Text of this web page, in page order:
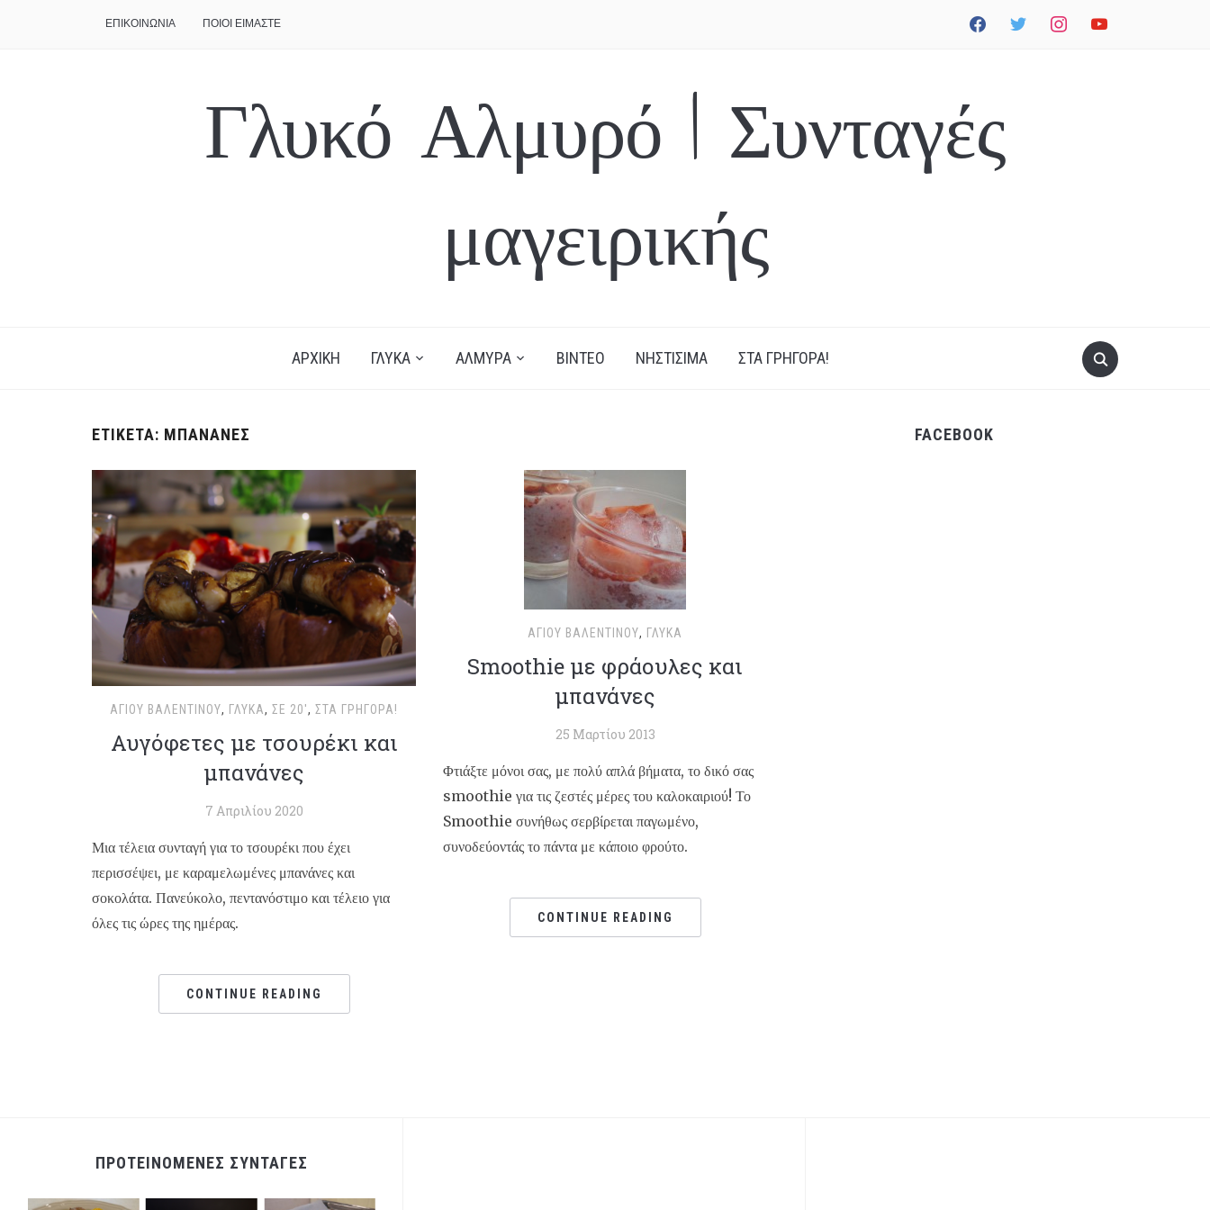
facebook twitter instagramyoutube
ΕΠΙΚΟΙΝΩΝΙΑ ΠΟΙΟΙ ΕΙΜΑΣΤΕ
Γλυκό Αλμυρό | Συνταγές
μαγειρικής
ΑΡΧΙΚΗ ΓΛΥΚΑ ΑΛΜΥΡΑ ΒΙΝΤΕΟ ΝΗΣΤΙΣΙΜΑ ΣΤΑ ΓΡΗΓΟΡΑ!
ΕΤΙΚΈΤΑ: ΜΠΑΝΆΝΕΣ
ΑΓΊΟΥ ΒΑΛΕΝΤΊΝΟΥ, ΓΛΥΚΆ, ΣΕ 20', ΣΤΑ ΓΡΉΓΟΡΑ!
Αυγόφετες με τσουρέκι και
μπανάνες
7 Απριλίου 2020
Μια τέλεια συνταγή για το τσουρέκι που έχει
περισσέψει, με καραμελωμένες μπανάνες και
σοκολάτα. Πανεύκολο, πεντανόστιμο και τέλειο για
όλες τις ώρες της ημέρας.
CONTINUE READING
ΑΓΊΟΥ ΒΑΛΕΝΤΊΝΟΥ, ΓΛΥΚΆ
Smoothie με φράουλες και
μπανάνες
25 Μαρτίου 2013
Φτιάξτε μόνοι σας, με πολύ απλά βήματα, το δικό σας
smoothie για τις ζεστές μέρες του καλοκαιριού! Το
Smoothie συνήθως σερβίρεται παγωμένο,
συνοδεύοντάς το πάντα με κάποιο φρούτο.
CONTINUE READING
FACEBOOK
ΠΡΟΤΕΙΝΟΜΕΝΕΣ ΣΥΝΤΑΓΕΣ